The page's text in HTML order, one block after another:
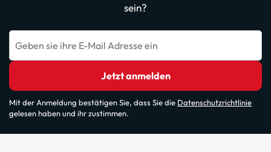
sein?
Geben sie ihre E-Mail Adresse ein
Jetzt anmelden
Mit der Anmeldung bestätigen Sie, dass Sie die Datenschutzrichtlinie
gelesen haben und ihr zustimmen.